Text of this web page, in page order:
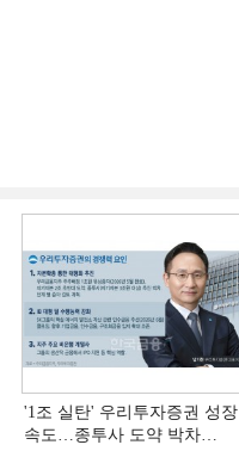
'1조 실탄' 우리투자증권 성장
속도…종투사 도약 박차